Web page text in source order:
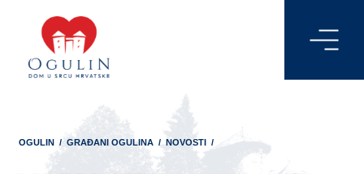
OGULIN / GRAĐANI OGULINA / NOVOSTI /